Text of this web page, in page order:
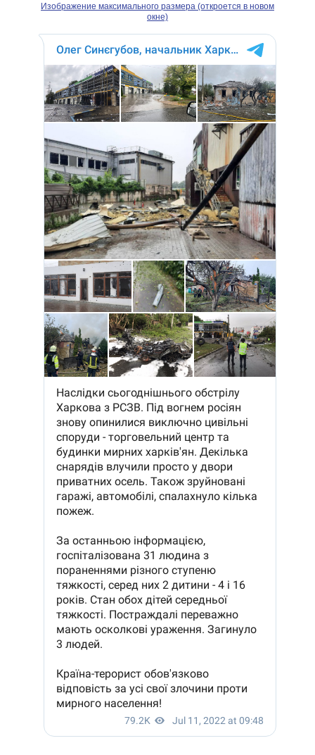
Изображение максимального размера (откроется в новом
окне)